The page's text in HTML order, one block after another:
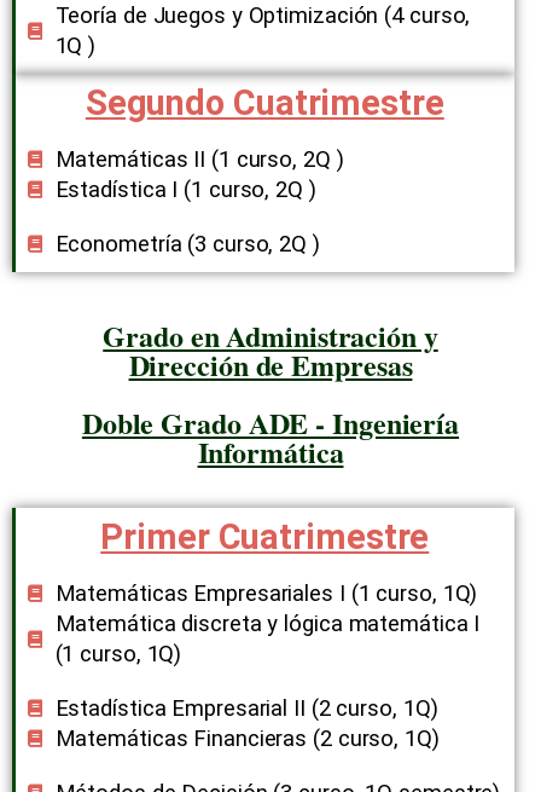
Teoría de Juegos y Optimización (4 curso,
1Q ​)
Segundo Cuatrimestre
Matemáticas II (1 curso, 2Q ​)
Estadística I (1 curso, 2Q ​)
Econometría (3 curso, 2Q ​)
Grado en Administración y
Dirección de Empresas
Doble Grado ADE - Ingeniería
Informática
Primer Cuatrimestre
Matemáticas Empresariales I (1 curso, 1Q​)
Matemática discreta y lógica matemática I
(1 curso, 1Q​)
Estadística Empresarial II (2 curso, 1Q​)
Matemáticas Financieras (2 curso, 1Q​)